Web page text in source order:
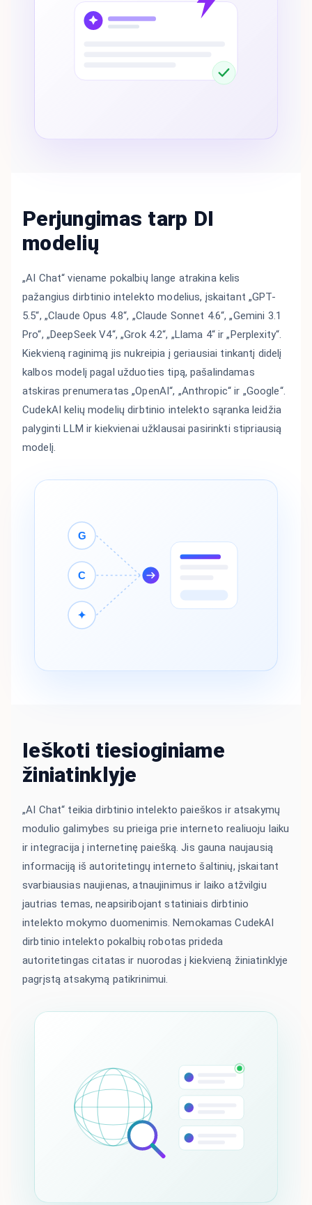
Perjungimas tarp DI
modelių
„AI Chat“ viename pokalbių lange atrakina kelis
pažangius dirbtinio intelekto modelius, įskaitant „GPT-
5.5“, „Claude Opus 4.8“, „Claude Sonnet 4.6“, „Gemini 3.1
Pro“, „DeepSeek V4“, „Grok 4.2“, „Llama 4“ ir „Perplexity“.
Kiekvieną raginimą jis nukreipia į geriausiai tinkantį didelį
kalbos modelį pagal užduoties tipą, pašalindamas
atskiras prenumeratas „OpenAI“, „Anthropic“ ir „Google“.
CudekAI kelių modelių dirbtinio intelekto sąranka leidžia
palyginti LLM ir kiekvienai užklausai pasirinkti stipriausią
modelį.
G
C
✦
Ieškoti tiesioginiame
žiniatinklyje
„AI Chat“ teikia dirbtinio intelekto paieškos ir atsakymų
modulio galimybes su prieiga prie interneto realiuoju laiku
ir integracija į internetinę paiešką. Jis gauna naujausią
informaciją iš autoritetingų interneto šaltinių, įskaitant
svarbiausias naujienas, atnaujinimus ir laiko atžvilgiu
jautrias temas, neapsiribojant statiniais dirbtinio
intelekto mokymo duomenimis. Nemokamas CudekAI
dirbtinio intelekto pokalbių robotas prideda
autoritetingas citatas ir nuorodas į kiekvieną žiniatinklyje
pagrįstą atsakymą patikrinimui.